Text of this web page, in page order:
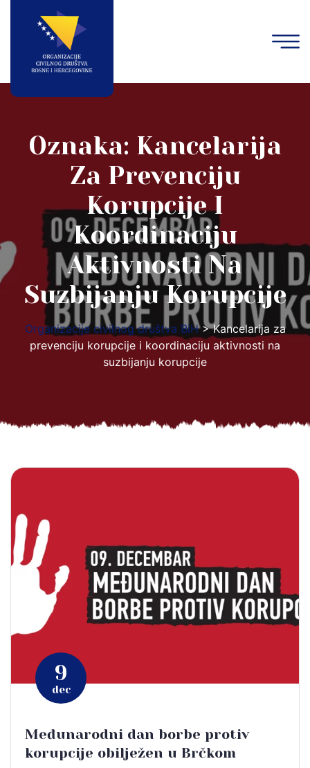
Oznaka: Kancelarija
Za Prevenciju
Korupcije I
Koordinaciju
Aktivnosti Na
Suzbijanju Korupcije
Organizacije civilnog društva BiH>Kancelarija za
prevenciju korupcije i koordinaciju aktivnosti na
suzbijanju korupcije
9
dec
Međunarodni dan borbe protiv
korupcije obilježen u Brčkom